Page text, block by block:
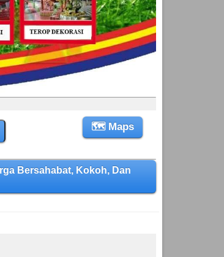
🗺 Maps
Bersahabat, Kokoh, Dan